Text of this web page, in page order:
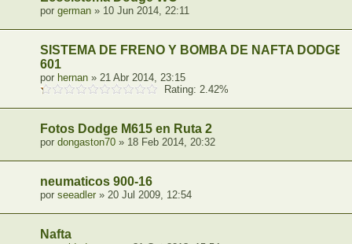
por german » 10 Jun 2014, 22:11
SISTEMA DE FRENO Y BOMBA DE NAFTA DODGE
601
por hernan » 21 Abr 2014, 23:15
Rating: 2.42%
Fotos Dodge M615 en Ruta 2
por dongaston70 » 18 Feb 2014, 20:32
neumaticos 900-16
por seeadler » 20 Jul 2009, 12:54
Nafta